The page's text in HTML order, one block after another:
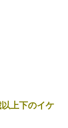
上下のイケ